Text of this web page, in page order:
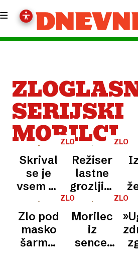
SERIJSKI
MORILCI
ZLOGLASNI
MORILCI
Skrival
se je
vsem na
očeh:
prava
resnica
o
Režiser
lastne
grozljivke:
morilec
je z eno
samo
poštno
ZLOGLASNI
MORILCI
Zlo pod
masko
šarma:
Morilec
iz
sence: